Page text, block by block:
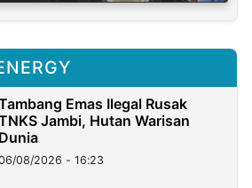
Emas Ilegal Rusak
Jambi, Hutan Warisan
Dunia
08/2026 - 16:23